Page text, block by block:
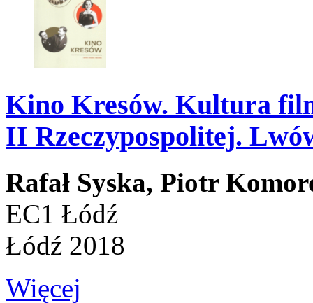
Kino Kresów. Kultura
II Rzeczypospolitej.
Rafał Syska, Piotr
EC1 Łódź
Łódź 2018
Więcej